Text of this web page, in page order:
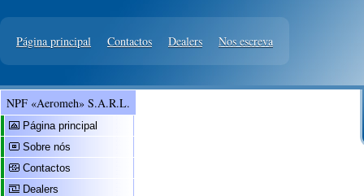
Página principal Contactos Dealers Nos escreva
NPF «Aeromeh» S.A.R.L.
Página principal
Sobre nós
Contactos
Dealers